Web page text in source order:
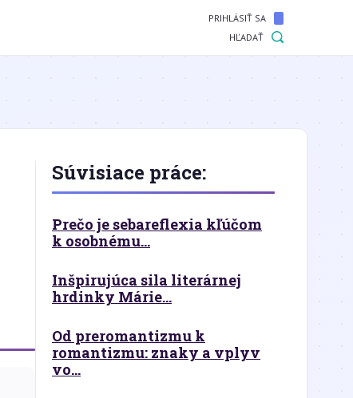
PRIHLÁSIŤ SA
HĽADAŤ
Súvisiace práce:
Prečo je sebareflexia kľúčom
k osobnému...
Inšpirujúca sila literárnej
hrdinky Márie...
Od preromantizmu k
romantizmu: znaky a vplyv
vo...